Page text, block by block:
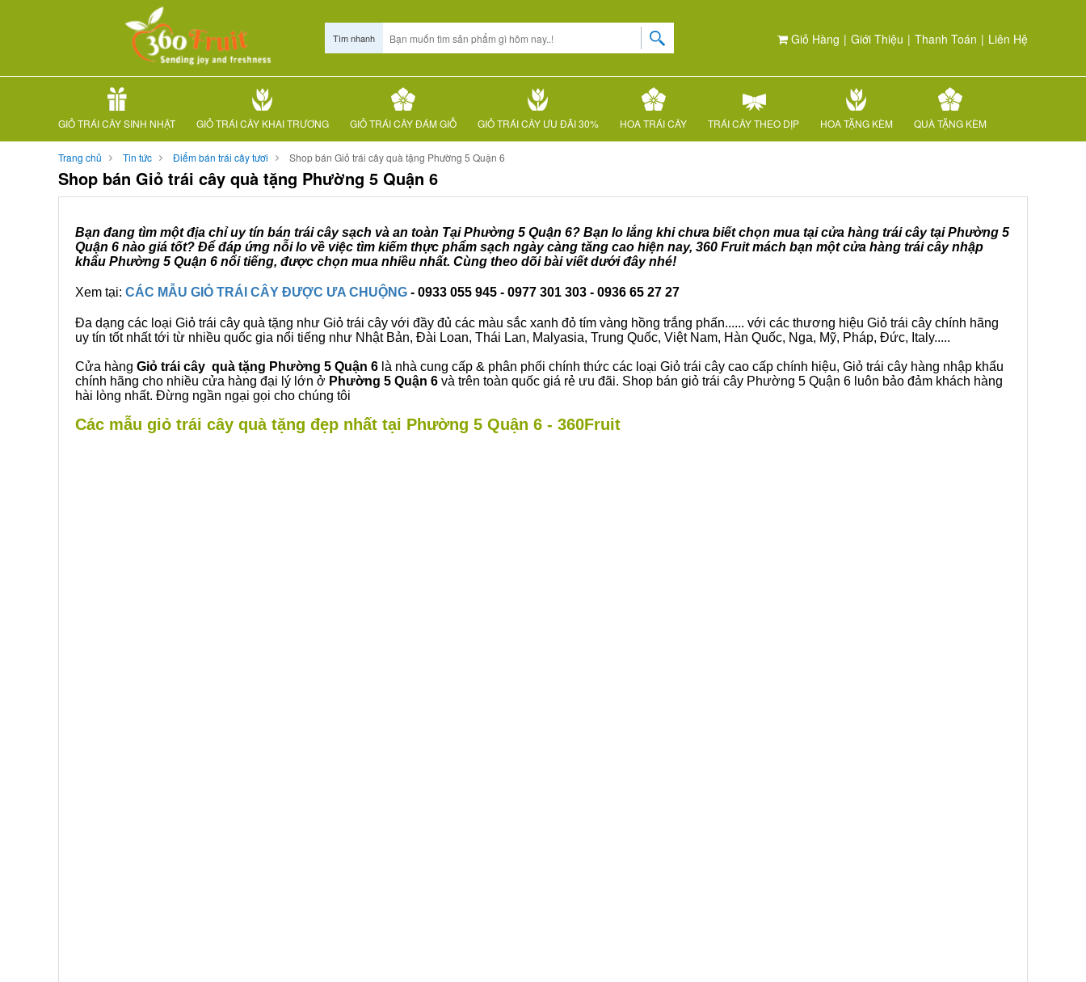
Giỏ Hàng | Giới Thiệu | Thanh Toán | Liên Hệ
Tìm nhanh
GIỎ TRÁI CÂY SINH NHẬT GIỎ TRÁI CÂY KHAI TRƯƠNG GIỎ TRÁI CÂY ĐÁM GIỖ GIỎ TRÁI CÂY ƯU ĐÃI 30% HOA TRÁI CÂY TRÁI CÂY THEO DỊP HOA TẶNG KÈM QUÀ TẶNG KÈM
Trang chủ Tin tức Điểm bán trái cây tươi Shop bán Giỏ trái cây quà tặng Phường 5 Quận 6
Shop bán Giỏ trái cây quà tặng Phường 5 Quận 6
Bạn đang tìm một địa chỉ uy tín bán trái cây sạch và an toàn Tại Phường 5 Quận 6? Bạn lo lắng khi chưa biết chọn mua tại cửa hàng trái cây tại Phường 5
Quận 6 nào giá tốt? Để đáp ứng nỗi lo về việc tìm kiếm thực phẩm sạch ngày càng tăng cao hiện nay, 360 Fruit mách bạn một cửa hàng trái cây nhập
khẩu Phường 5 Quận 6 nổi tiếng, được chọn mua nhiều nhất. Cùng theo dõi bài viết dưới đây nhé!
Xem tại: CÁC MẪU GIỎ TRÁI CÂY ĐƯỢC ƯA CHUỘNG - 0933 055 945 - 0977 301 303 - 0936 65 27 27
Đa dạng các loại Giỏ trái cây quà tặng như Giỏ trái cây với đầy đủ các màu sắc xanh đỏ tím vàng hồng trắng phấn...... với các thương hiệu Giỏ trái cây chính hãng
uy tín tốt nhất tới từ nhiều quốc gia nổi tiếng như Nhật Bản, Đài Loan, Thái Lan, Malyasia, Trung Quốc, Việt Nam, Hàn Quốc, Nga, Mỹ, Pháp, Đức, Italy.....
Cửa hàng Giỏ trái cây quà tặng Phường 5 Quận 6 là nhà cung cấp & phân phối chính thức các loại Giỏ trái cây cao cấp chính hiệu, Giỏ trái cây hàng nhập khẩu
chính hãng cho nhiều cửa hàng đại lý lớn ở Phường 5 Quận 6 và trên toàn quốc giá rẻ ưu đãi. Shop bán giỏ trái cây Phường 5 Quận 6 luôn bảo đảm khách hàng
hài lòng nhất. Đừng ngần ngại gọi cho chúng tôi
Các mẫu giỏ trái cây quà tặng đẹp nhất tại Phường 5 Quận 6 - 360Fruit